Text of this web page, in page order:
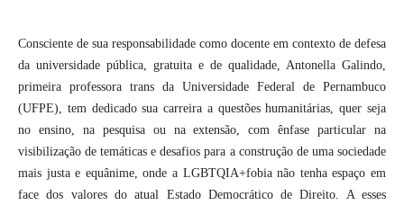
Consciente de sua responsabilidade como docente em contexto de defesa
da universidade pública, gratuita e de qualidade, Antonella Galindo,
primeira professora trans da Universidade Federal de Pernambuco
(UFPE), tem dedicado sua carreira a questões humanitárias, quer seja
no ensino, na pesquisa ou na extensão, com ênfase particular na
visibilização de temáticas e desafios para a construção de uma sociedade
mais justa e equânime, onde a LGBTQIA+fobia não tenha espaço em
face dos valores do atual Estado Democrático de Direito. A esses